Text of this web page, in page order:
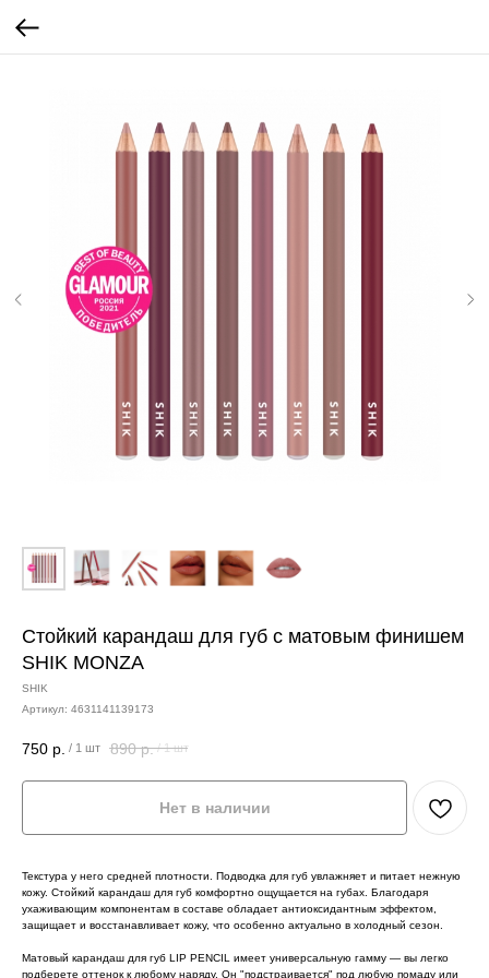
Стойкий карандаш для губ c матовым финишем
SHIK MONZA
SHIK
Артикул: 4631141139173
750 р. / 1 шт 890 р. / 1 шт
Нет в наличии
Текстура у него средней плотности. Подводка для губ увлажняет и питает нежную
кожу. Стойкий карандаш для губ комфортно ощущается на губах. Благодаря
ухаживающим компонентам в составе обладает антиоксидантным эффектом,
защищает и восстанавливает кожу, что особенно актуально в холодный сезон.
Матовый карандаш для губ LIP PENCIL имеет универсальную гамму — вы легко
подберете оттенок к любому наряду. Он "подстраивается" под любую помаду или